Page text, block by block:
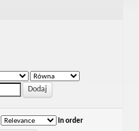
In order